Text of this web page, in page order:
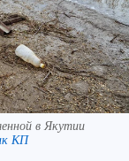
в Якутии
КП